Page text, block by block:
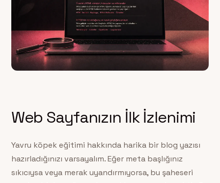
Web Sayfanızın İlk İzlenimi
Yavru köpek eğitimi hakkında harika bir blog yazısı
hazırladığınızı varsayalım. Eğer meta başlığınız
sıkıcıysa veya merak uyandırmıyorsa, bu şaheseri